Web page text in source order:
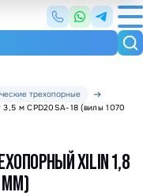
трехопорные
3,5 м CPD20SA-18 (вилы 1070
XILIN 1,8
ММ)